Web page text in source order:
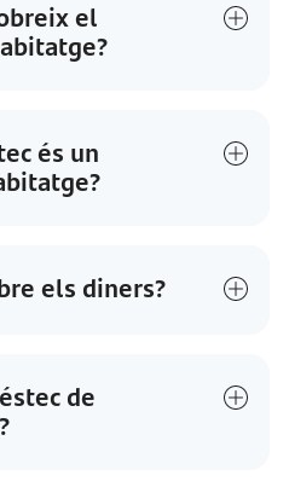
el
és un
els diners?
de